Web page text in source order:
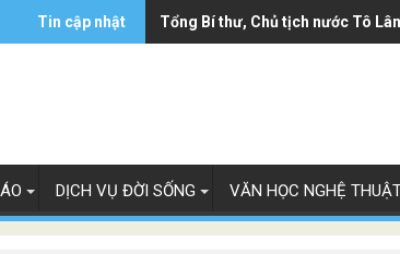
Tin cập nhật Tổng Bí thư, Chủ tịch nước Tô
DỊCH VỤ ĐỜI SỐNG VĂN HỌC NGHỆ